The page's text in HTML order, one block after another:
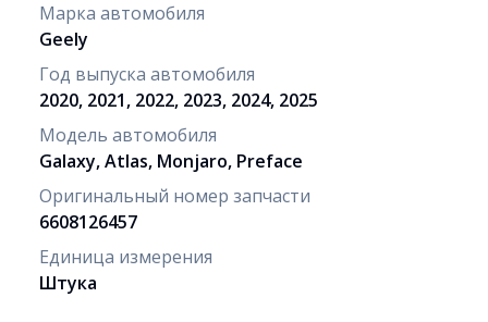
Марка автомобиля
Geely
Год выпуска автомобиля
2020, 2021, 2022, 2023, 2024, 2025
Модель автомобиля
Galaxy, Atlas, Monjaro, Preface
Оригинальный номер запчасти
6608126457
Единица измерения
Штука